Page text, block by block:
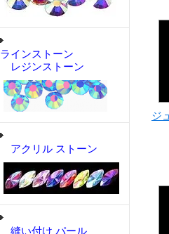
ラインストーン
レジンストーン
アクリル ストーン
縫い付け パール
ジ